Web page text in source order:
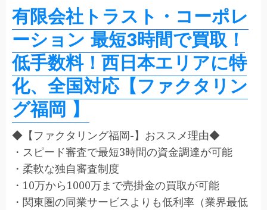
有限会社トラスト・コーポレ
ーション 最短3時間で買取！
低手数料！西日本エリアに特
化、全国対応【ファクタリン
グ福岡 】
◆【ファクタリング福岡-】おススメ理由◆
・スピード審査で最短3時間の資金調達が可能
・柔軟な独自審査制度
・10万から1000万まで売掛金の買取が可能
・関東圏の同業サービスよりも低利率（業界最低